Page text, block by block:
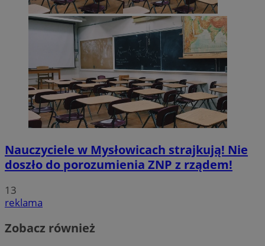
Nauczyciele w Mysłowicach strajkują! Nie
doszło do porozumienia ZNP z rządem!
13
reklama
Zobacz również